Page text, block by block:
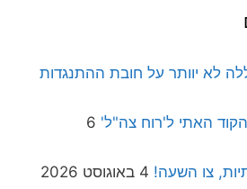
לא יוותר על חובת ההתנגדות
הקוד האתי ל'רוח צה"ל' 6
צו השעה! 4 באוגוסט 2026